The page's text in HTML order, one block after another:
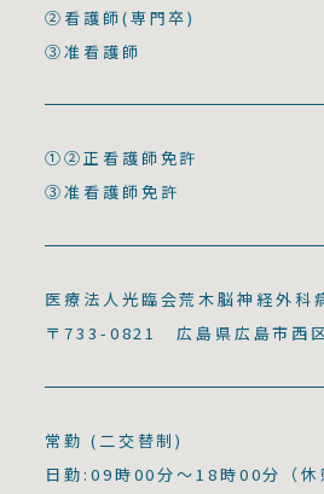
②看護師(専門卒)
③准看護師
①②正看護師免許
③准看護師免許
医療法人光臨会荒木脳神経外科
〒733-0821 広島県広島市西
常勤 (二交替制)
日勤:09時00分～18時00分（休